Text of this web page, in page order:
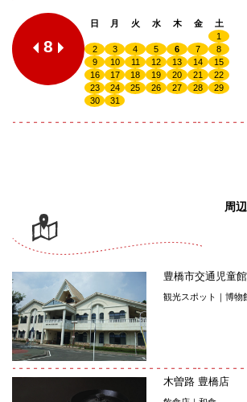
8
日 月 火 水 木 金
土
1
2
3 4 5 6 7
8
9
10 11 12 13 14
15
16
17 18 19 20 21
22
23
24 25 26 27 28
29
30
31
周
豊橋市交通児童
観光スポット｜博物
木曽路 豊橋店